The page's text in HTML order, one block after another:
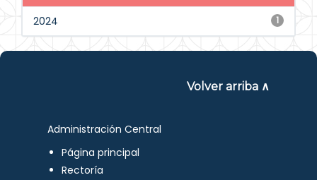
1
2024
Volver arriba ∧
Administración Central
Página principal
Rectoría